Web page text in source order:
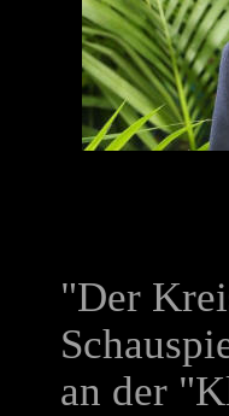
"Der
an der